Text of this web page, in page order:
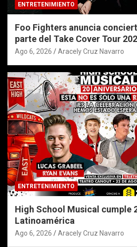
ENTRETENIMIENTO
Foo Fighters anuncia
parte del Take Cover Tour
Ago 6, 2026 Aracely Cruz Navarro
ENTRETENIMIENTO
High School Musical cumple
Latinoamérica
Ago 6, 2026 Aracely Cruz Navarro